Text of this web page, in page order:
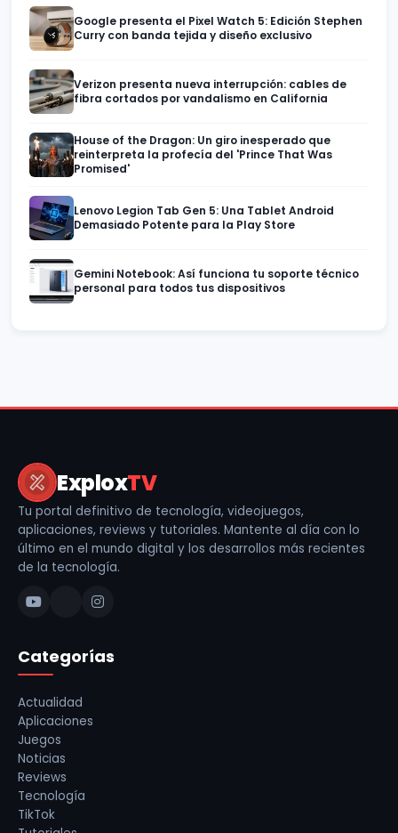
Google presenta el Pixel Watch 5: Edición Stephen
Curry con banda tejida y diseño exclusivo
Verizon presenta nueva interrupción: cables de
fibra cortados por vandalismo en California
House of the Dragon: Un giro inesperado que
reinterpreta la profecía del 'Prince That Was
Promised'
Lenovo Legion Tab Gen 5: Una Tablet Android
Demasiado Potente para la Play Store
Gemini Notebook: Así funciona tu soporte técnico
personal para todos tus dispositivos
ExploxTV
Tu portal definitivo de tecnología, videojuegos,
aplicaciones, reviews y tutoriales. Mantente al día con lo
último en el mundo digital y los desarrollos más recientes
de la tecnología.
Categorías
Actualidad
Aplicaciones
Juegos
Noticias
Reviews
Tecnología
TikTok